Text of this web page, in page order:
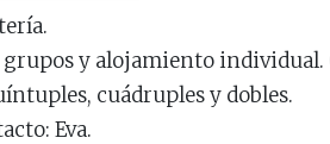
y alojamiento individual.
cuádruples y dobles.
Eva.